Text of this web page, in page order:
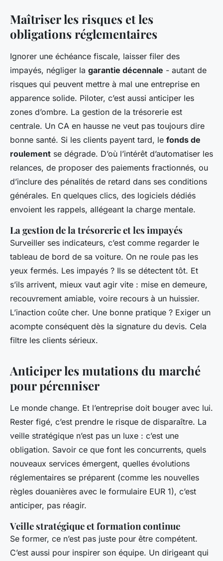
Maîtriser les risques et les
obligations réglementaires
Ignorer une échéance fiscale, laisser filer des
impayés, négliger la garantie décennale - autant de
risques qui peuvent mettre à mal une entreprise en
apparence solide. Piloter, c’est aussi anticiper les
zones d’ombre. La gestion de la trésorerie est
centrale. Un CA en hausse ne veut pas toujours dire
bonne santé. Si les clients payent tard, le fonds de
roulement se dégrade. D’où l’intérêt d’automatiser les
relances, de proposer des paiements fractionnés, ou
d’inclure des pénalités de retard dans ses conditions
générales. En quelques clics, des logiciels dédiés
envoient les rappels, allégeant la charge mentale.
La gestion de la trésorerie et les impayés
Surveiller ses indicateurs, c’est comme regarder le
tableau de bord de sa voiture. On ne roule pas les
yeux fermés. Les impayés ? Ils se détectent tôt. Et
s’ils arrivent, mieux vaut agir vite : mise en demeure,
recouvrement amiable, voire recours à un huissier.
L’inaction coûte cher. Une bonne pratique ? Exiger un
acompte conséquent dès la signature du devis. Cela
filtre les clients sérieux.
Anticiper les mutations du marché
pour pérenniser
Le monde change. Et l’entreprise doit bouger avec lui.
Rester figé, c’est prendre le risque de disparaître. La
veille stratégique n’est pas un luxe : c’est une
obligation. Savoir ce que font les concurrents, quels
nouveaux services émergent, quelles évolutions
réglementaires se préparent (comme les nouvelles
règles douanières avec le formulaire EUR 1), c’est
anticiper, pas réagir.
Veille stratégique et formation continue
Se former, ce n’est pas juste pour être compétent.
C’est aussi pour inspirer son équipe. Un dirigeant qui